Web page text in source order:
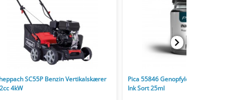
SC55P Benzin Vertikalskærer
4kW
Pica 55846 Genopfyldningssæt Ink
Ink Sort 25ml